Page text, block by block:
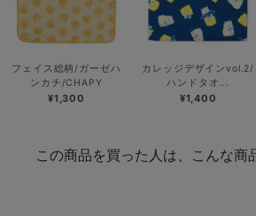
フェイス総柄/ガーゼハ
ンカチ/CHAPY
¥1,300
カレッジデザインvol.2/
ハンドタオ...
¥1,400
この商品を買った人は、こんな商